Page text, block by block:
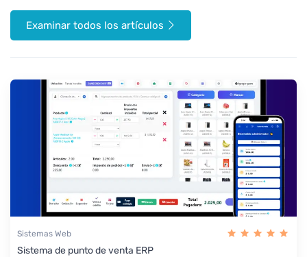
Examinar todos los artículos
Sistemas Web
Sistema de punto de venta ERP